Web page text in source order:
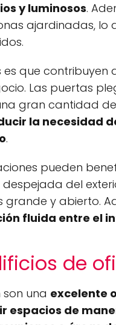
y luminosos.
ajardinadas, lo
que
Las puertas
gran cantidad
la necesidad
.
pueden
del
y abierto.
fluida entre el
de
una excelente
espacios de